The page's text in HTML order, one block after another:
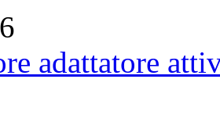
adattatore